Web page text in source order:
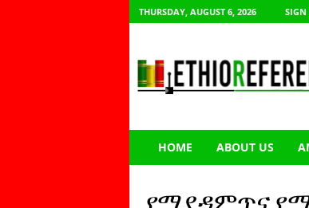
THURSDAY, AUGUST 6, 2026
h
HOME ABOUT US